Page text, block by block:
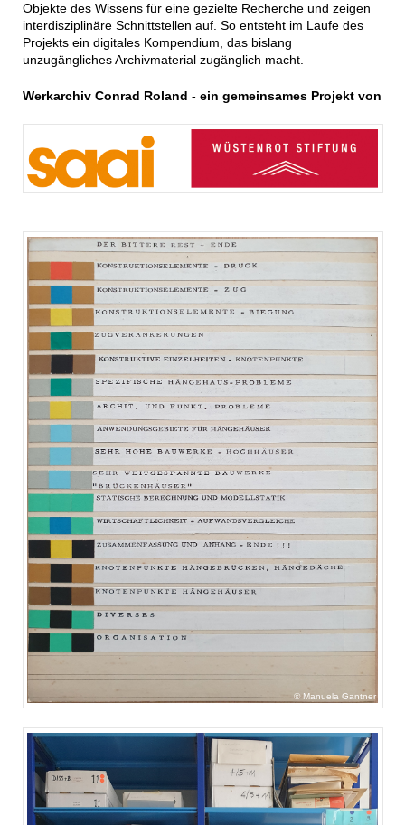
Objekte des Wissens für eine gezielte Recherche und zeigen
interdisziplinäre Schnittstellen auf. So entsteht im Laufe des
Projekts ein digitales Kompendium, das bislang
unzugängliches Archivmaterial zugänglich macht.
Werkarchiv Conrad Roland - ein gemeinsames Projekt von
Manuela Gantner